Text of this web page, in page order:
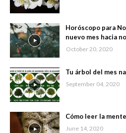
Horóscopo para
nuevo mes hacia
October 20, 2020
Tu árbol del mes
September 04, 2020
Cómo leer la
June 14, 2020